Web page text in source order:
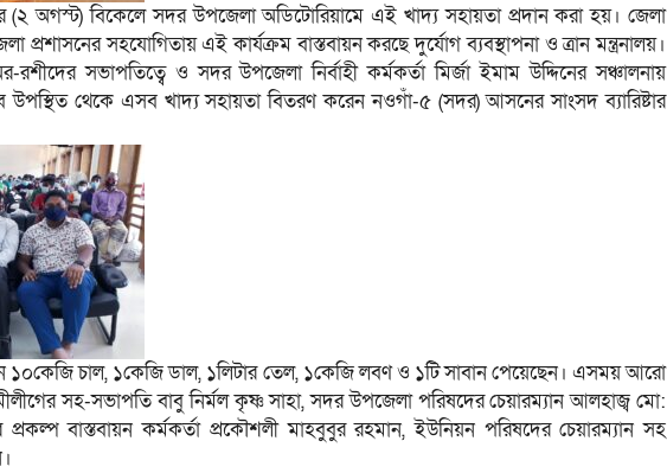
(২ অগস্ট) বিকেলে সদর উপজেলা অডিটোরিয়ামে এই খাদ্য সহায়তা প্রদান করা হয়। জেলা
সহযোগিতায় এই কার্যক্রম বাস্তবায়ন করছে দুর্যোগ ব্যবস্থাপনা ও ত্রান মন্ত্রনালয়।
সভাপতিত্বে ও সদর উপজেলা নির্বাহী কর্মকর্তা মির্জা ইমাম উদ্দিনের সঞ্চালনায়
উপস্থিত থেকে এসব খাদ্য সহায়তা বিতরণ করেন নওগাঁ-৫ (সদর) আসনের সাংসদ ব্যারিষ্টার
১০কেজি চাল, ১কেজি ডাল, ১লিটার তেল, ১কেজি লবণ ও ১টি সাবান পেয়েছেন। এসময় আরো
সহ-সভাপতি বাবু নির্মল কৃষ্ণ সাহা, সদর উপজেলা পরিষদের চেয়ারম্যান আলহাজ্ব মো:
বাস্তবায়ন কর্মকর্তা প্রকৌশলী মাহবুবুর রহমান, ইউনিয়ন পরিষদের চেয়ারম্যান সহ